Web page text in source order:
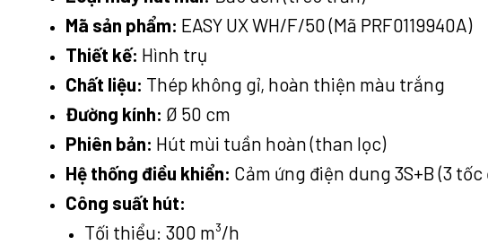
Mã sản phẩm: EASY UX WH/F/50 (Mã PRF0119940A)
Thiết kế: Hình trụ
Chất liệu: Thép không gỉ, hoàn thiện màu trắng
Đường kính: Ø 50 cm
Phiên bản: Hút mùi tuần hoàn (than lọc)
Hệ thống điều khiển: Cảm ứng điện dung 3S+B (3
Công suất hút:
Tối thiểu: 300 m³/h